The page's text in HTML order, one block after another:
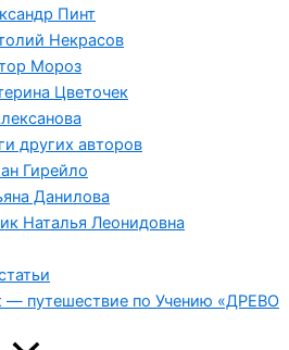
Пинт
Некрасов
Мороз
Цветочек
других авторов
Гирейло
Данилова
Наталья Леонидовна
— путешествие по Учению «ДРЕВО